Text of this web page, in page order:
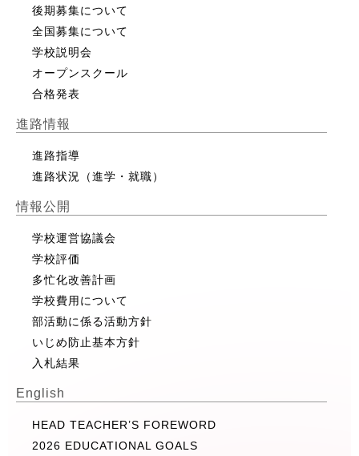
後期募集について
全国募集について
学校説明会
オープンスクール
合格発表
進路情報
進路指導
進路状況（進学・就職）
情報公開
学校運営協議会
学校評価
多忙化改善計画
学校費用について
部活動に係る活動方針
いじめ防止基本方針
入札結果
English
HEAD TEACHER’S FOREWORD
2026 EDUCATIONAL GOALS